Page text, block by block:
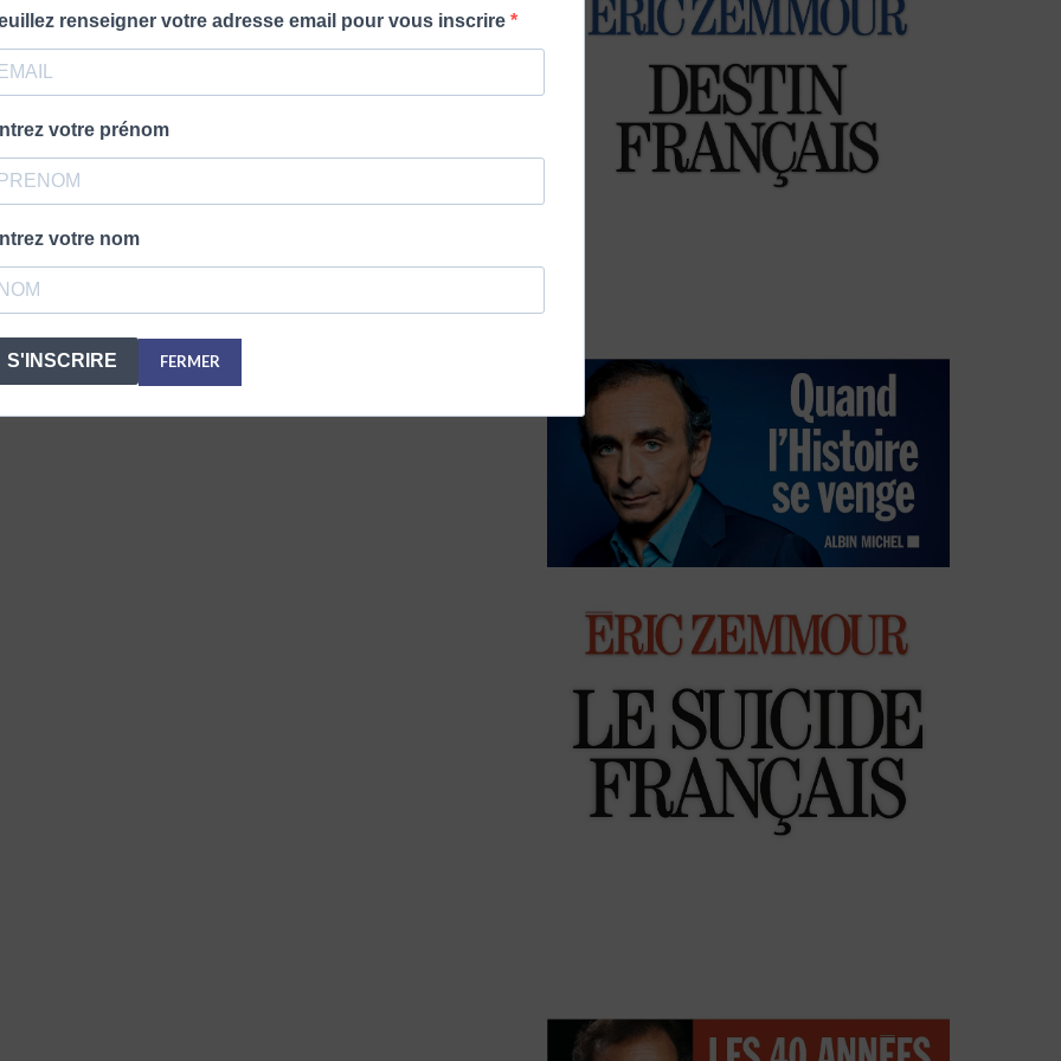
renseigner votre adresse email pour vous inscrire
votre prénom
votre nom
S'INSCRIRE FERMER